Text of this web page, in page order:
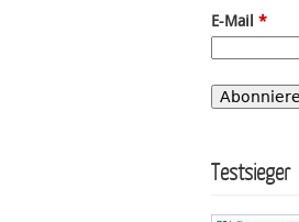
E-Mail *
Testsieger